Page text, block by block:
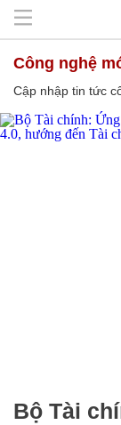
công nghệ
Cập nhập tin tức
Bộ Tài